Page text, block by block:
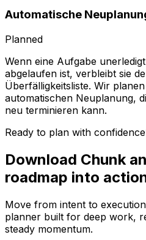
Automatische
Planned
Wenn eine Aufgabe
abgelaufen ist, verbleibt sie
Überfälligkeitsliste. Wir
automatischen Neuplanung,
neu terminieren kann.
Ready to plan with
Download Chunk
roadmap into
Move from intent to
planner built for deep work,
steady momentum.